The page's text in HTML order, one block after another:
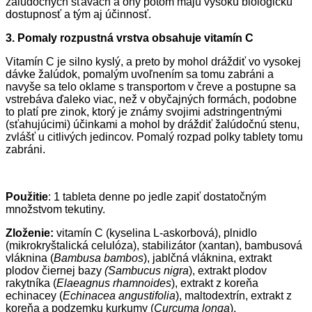
dostupnosť a tým aj účinnosť.
3. Pomaly rozpustná vrstva obsahuje vitamín C
Vitamín C je silno kyslý, a preto by mohol dráždiť vo vysokej
dávke žalúdok, pomalým uvoľnením sa tomu zabráni a
navyše sa telo oklame s transportom v čreve a postupne sa
vstrebáva ďaleko viac, než v obyčajných formách, podobne
to platí pre zinok, ktorý je známy svojimi adstringentnými
(sťahujúcimi) účinkami a mohol by dráždiť žalúdočnú stenu,
zvlášť u citlivých jedincov. Pomalý rozpad polky tablety tomu
zabráni.
Použitie: 1 tableta denne po jedle zapiť dostatočným
množstvom tekutiny.
Zloženie: vitamín C (kyselina L-askorbová), plnidlo
(mikrokryštalická celulóza), stabilizátor (xantan), bambusová
vláknina (Bambusa bambos), jablčná vláknina, extrakt
plodov čiernej bazy (Sambucus nigra), extrakt plodov
rakytníka (Elaeagnus rhamnoides), extrakt z koreňa
echinacey (Echinacea angustifolia), maltodextrín, extrakt z
koreňa a podzemku kurkumy (Curcuma longa),